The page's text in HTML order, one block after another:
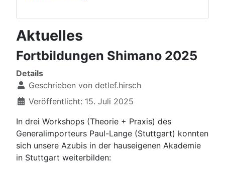
Aktuelles
Fortbildungen Shimano 2025
Details
Geschrieben von detlef.hirsch
Veröffentlicht: 15. Juli 2025
In drei Workshops (Theorie + Praxis) des
Generalimporteurs Paul-Lange (Stuttgart) konnten
sich unsere Azubis in der hauseigenen Akademie
in Stuttgart weiterbilden: